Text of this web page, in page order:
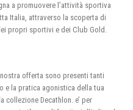
a promuovere l’attività sportiva
Italia, attraverso la scoperta di
propri sportivi e dei Club Gold.
offerta sono presenti tanti
e la pratica agonistica della tua
Decathlon. e’ per